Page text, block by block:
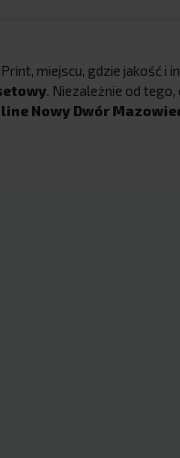
miejscu, gdzie jakość i
. Niezależnie od
Nowy Dwór